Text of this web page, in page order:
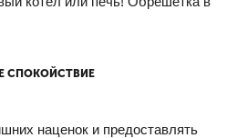
СПОКОЙСТВИЕ
наценок и предоставлять